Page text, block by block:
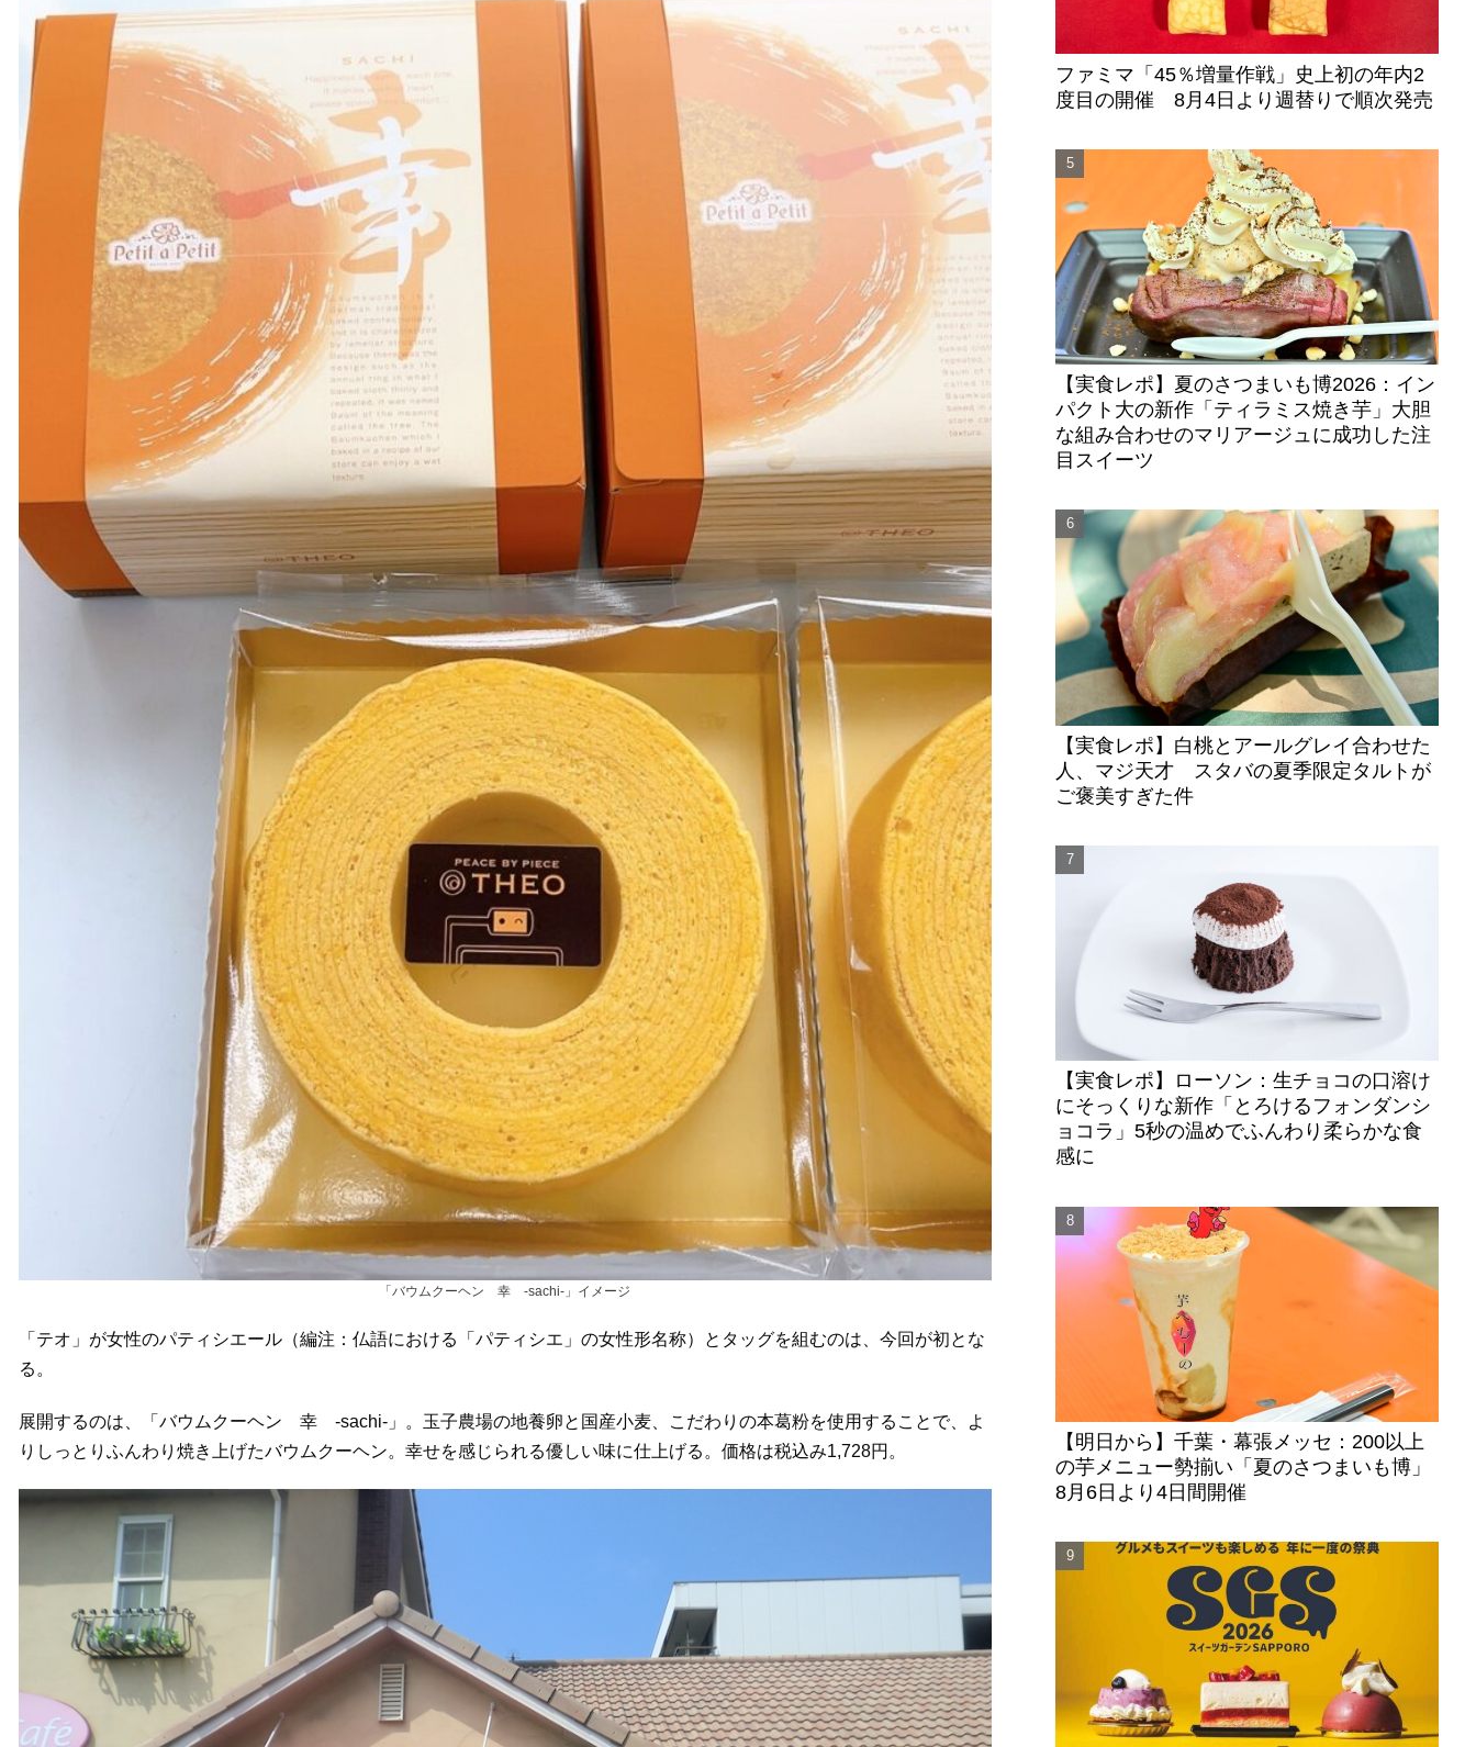
「バウムクーヘン 幸 -sachi-」イメージ
「テオ」が女性のパティシエール（編注：仏語における「パティシエ」の女性形名称）とタッグを組むのは、今回が初とな
る。
展開するのは、「バウムクーヘン 幸 -sachi-」。玉子農場の地養卵と国産小麦、こだわりの本葛粉を使用することで、よ
りしっとりふんわり焼き上げたバウムクーヘン。幸せを感じられる優しい味に仕上げる。価格は税込み1,728円。
ファミマ「45％増量作戦」史上初の年内2
度目の開催 8月4日より週替りで順次発売
【実食レポ】夏のさつまいも博2026：イン
パクト大の新作「ティラミス焼き芋」大胆
な組み合わせのマリアージュに成功した注
目スイーツ
【実食レポ】白桃とアールグレイ合わせた
人、マジ天才 スタバの夏季限定タルトが
ご褒美すぎた件
【実食レポ】ローソン：生チョコの口溶け
にそっくりな新作「とろけるフォンダンシ
ョコラ」5秒の温めでふんわり柔らかな食
感に
【明日から】千葉・幕張メッセ：200以上
の芋メニュー勢揃い「夏のさつまいも博」
8月6日より4日間開催